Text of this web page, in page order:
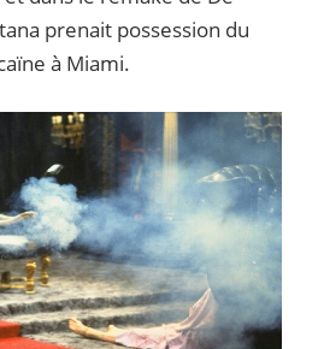
prenait possession du
à Miami.